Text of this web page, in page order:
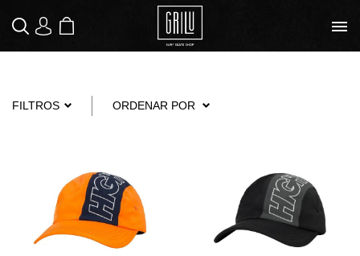
MEUS PEDIDOS
FILTROS ORDENAR POR